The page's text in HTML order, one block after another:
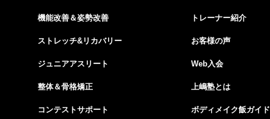
機能改善＆姿勢改善
ストレッチ&リカバリー
ジュニアアスリート
整体＆骨格矯正
コンテストサポート
トレーナー紹介
お客様の声
Web入会
上嶋塾とは
ボディメイク飯ガイド